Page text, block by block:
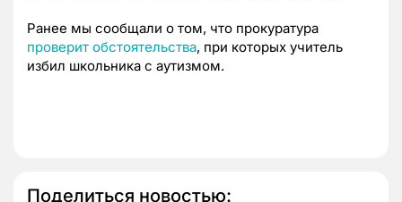
Ранее мы сообщали о том, что прокуратура
проверит обстоятельства, при которых учитель
избил школьника с аутизмом.
Поделиться новостью: